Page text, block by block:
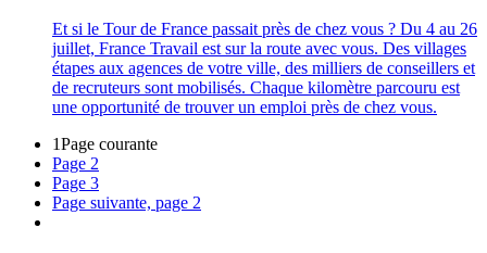
Et si le Tour de France passait près de chez vous ? Du 4 au 26
juillet, France Travail est sur la route avec vous. Des villages
étapes aux agences de votre ville, des milliers de conseillers et
de recruteurs sont mobilisés. Chaque kilomètre parcouru est
une opportunité de trouver un emploi près de chez vous.
1Page courante
Page 2
Page 3
Page suivante, page 2